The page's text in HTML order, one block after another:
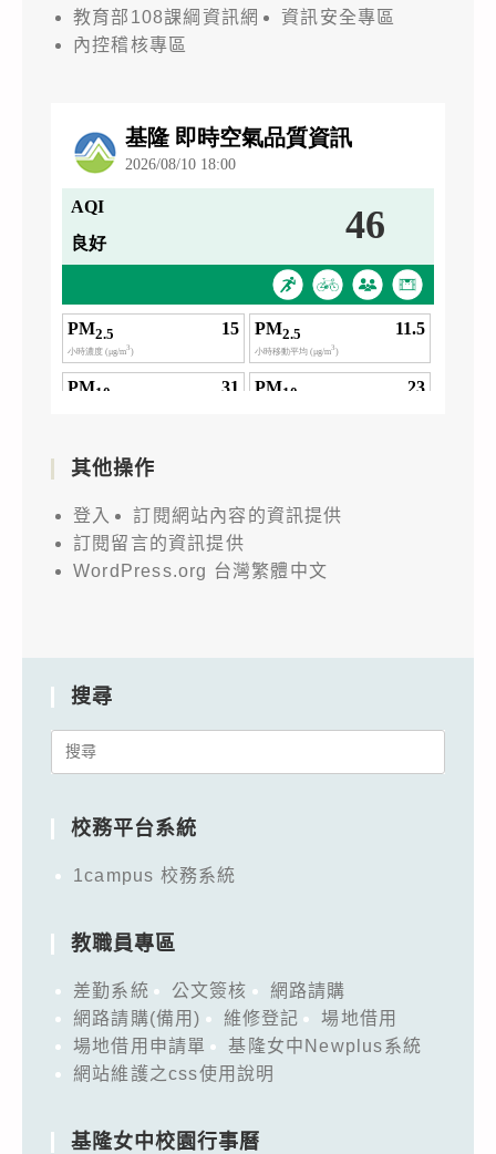
教育部108課綱資訊網
資訊安全專區
內控稽核專區
其他操作
登入
訂閱網站內容的資訊提供
訂閱留言的資訊提供
WordPress.org 台灣繁體中文
搜尋
Search
校務平台系統
1campus 校務系統
教職員專區
差勤系統 公文簽核
網路請購
網路請購(備用)
維修登記
場地借用
場地借用申請單
基隆女中Newplus系統
網站維護之css使用說明
基隆女中校園行事曆